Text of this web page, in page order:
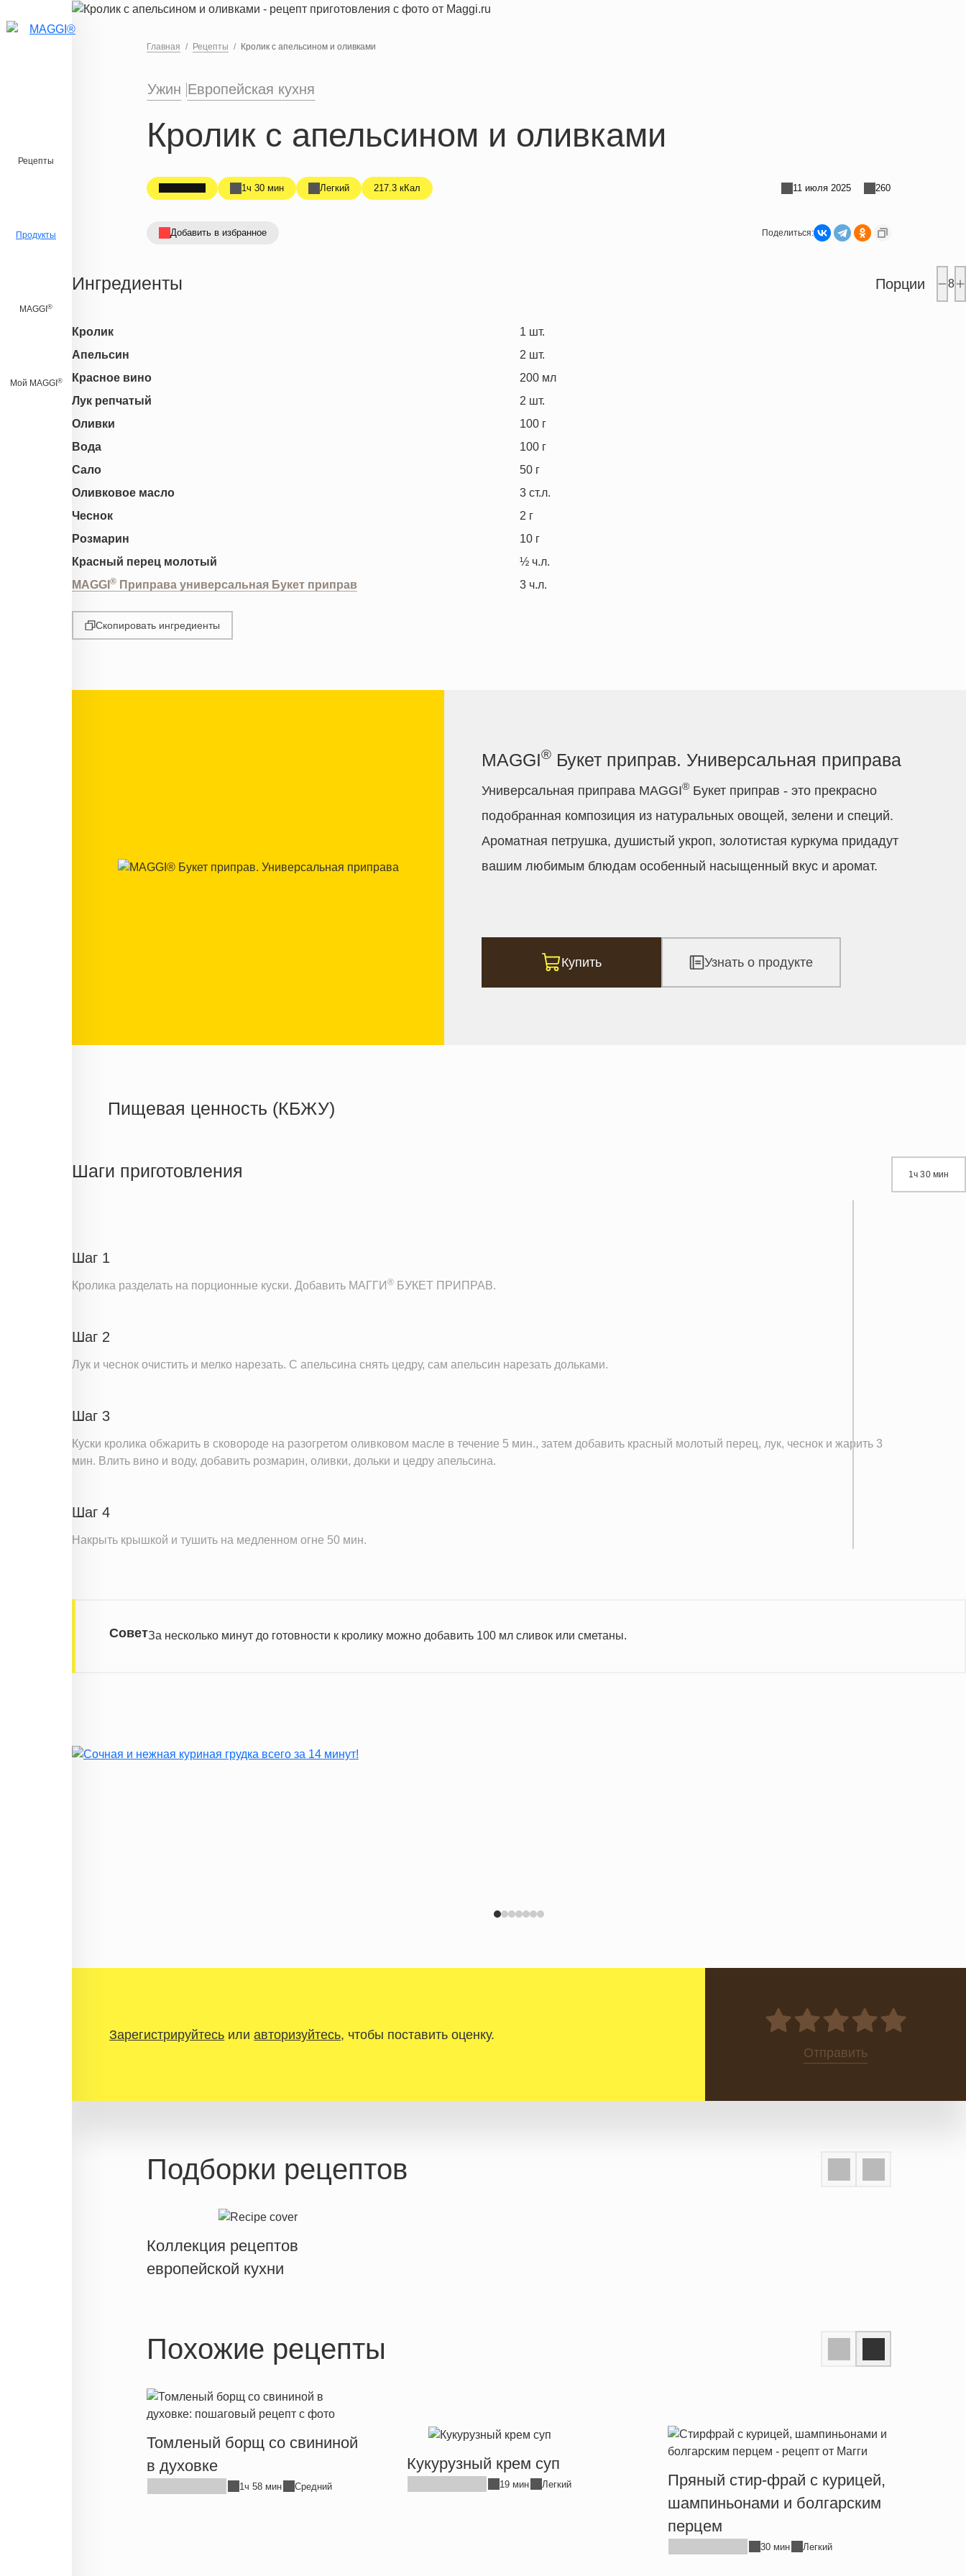
Перейти к основному содержанию
Рецепты
Продукты
MAGGI ®
Мой MAGGI ®
Главная Рецепты Кролик с апельсином и оливками
Ужин Европейская кухня
Кролик с апельсином и оливками
1ч 30 мин Легкий 217.3 кКал 11 июля 2025 260
Добавить в избранное Поделиться:
Ингредиенты Порции 8
Кролик 1 шт.
Апельсин
2 шт.
Красное вино
200 мл
Лук репчатый
2 шт.
Оливки
100 г
Вода
100 г
Сало
50 г
Оливковое масло
3 ст.л.
Чеснок
2 г
Розмарин
10 г
Красный перец молотый
½ ч.л.
MAGGI ® Приправа универсальная Букет приправ 3 ч.л.
Скопировать ингредиенты
MAGGI® Букет приправ. Универсальная приправа
Универсальная приправа MAGGI® Букет приправ - это прекрасно
подобранная композиция из натуральных овощей, зелени и специй.
Ароматная петрушка, душистый укроп, золотистая куркума придадут
вашим любимым блюдам особенный насыщенный вкус и аромат.
Купить Узнать о продукте
Пищевая ценность (КБЖУ)
Белки
Шаги приготовления 1ч 30 мин
Шаг 1
Кролика разделать на порционные куски. Добавить МАГГИ ® БУКЕТ ПРИПРАВ.
Шаг 2
Лук и чеснок очистить и мелко нарезать. С апельсина снять цедру, сам апельсин нарезать дольками.
Шаг 3
Куски кролика обжарить в сковороде на разогретом оливковом масле в течение 5 мин., затем добавить красный молотый перец, лук, чеснок и жарить 3
мин. Влить вино и воду, добавить розмарин, оливки, дольки и цедру апельсина.
Шаг 4
Накрыть крышкой и тушить на медленном огне 50 мин.
СоветЗа несколько минут до готовности к кролику можно добавить 100 мл сливок или сметаны.
Зарегистрируйтесьили авторизуйтесь, чтобы поставить оценку. 0
Отправить
Подборки рецептов
Коллекция рецептов
европейской кухни
Похожие рецепты
Томленый борщ со свининой
в духовке
1ч 58 мин Средний
Кукурузный крем суп
19 мин Легкий
Пряный стир-фрай с курицей,
шампиньонами и болгарским
перцем
30 мин Легкий